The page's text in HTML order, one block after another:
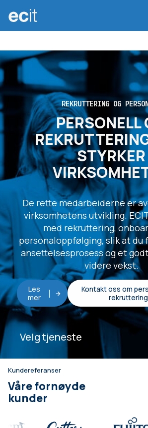
REKRUTTERING OG
PERSONELL
STYRKER
De rette medarbeiderne er
virksomhetens utvikling.
med rekruttering,
personaloppfølging, slik at du
ansettelsesprosess og et
videre vekst.
Les
mer
Kontakt oss om
rekruttering
Velg tjeneste
Kundereferanser
Våre fornøyde
kunder